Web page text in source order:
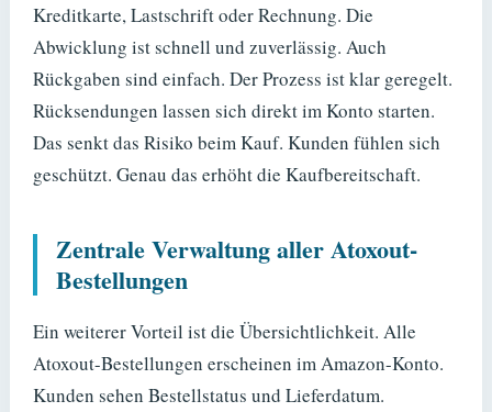
Kreditkarte, Lastschrift oder Rechnung. Die
Abwicklung ist schnell und zuverlässig. Auch
Rückgaben sind einfach. Der Prozess ist klar geregelt.
Rücksendungen lassen sich direkt im Konto starten.
Das senkt das Risiko beim Kauf. Kunden fühlen sich
geschützt. Genau das erhöht die Kaufbereitschaft.
Zentrale Verwaltung aller Atoxout-
Bestellungen
Ein weiterer Vorteil ist die Übersichtlichkeit. Alle
Atoxout-Bestellungen erscheinen im Amazon-Konto.
Kunden sehen Bestellstatus und Lieferdatum.